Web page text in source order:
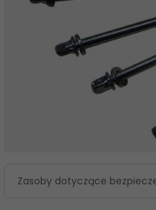
Zasoby dotyczące